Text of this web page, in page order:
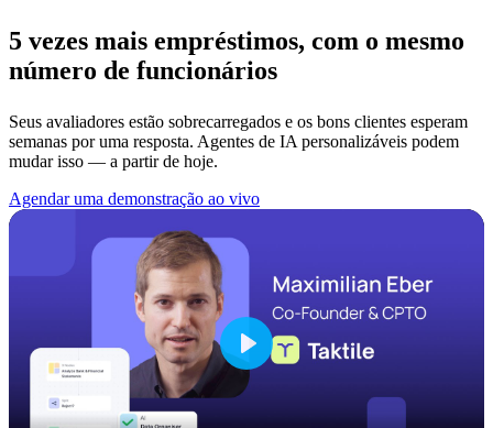
5 vezes mais empréstimos, com o mesmo
número de funcionários
Seus avaliadores estão sobrecarregados e os bons clientes esperam
semanas por uma resposta. Agentes de IA personalizáveis podem
mudar isso — a partir de hoje.
Agendar uma demonstração ao vivo
Play